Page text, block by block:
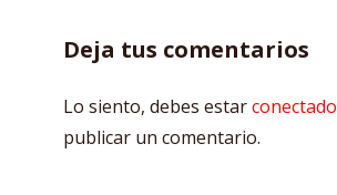
Deja tus comentarios
Lo siento, debes estarconectado
publicar un comentario.